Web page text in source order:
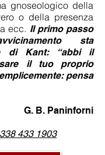
gnoseologico della
o della presenza
ecc. Il primo passo
sta
di Kant: “abbi il
il tuo proprio
pensa
G. B. Paninforni
338 433 1903